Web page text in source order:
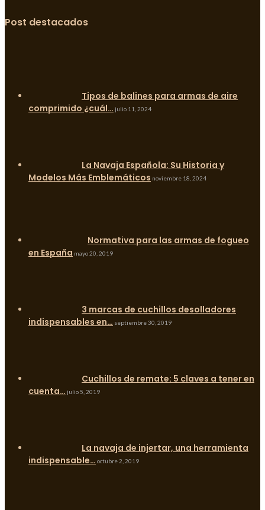
Post destacados
Tipos de balines para armas de aire
comprimido ¿cuál… julio 11, 2024
La Navaja Española: Su Historia y
Modelos Más Emblemáticos noviembre 18, 2024
Normativa para las armas de fogueo
en España mayo 20, 2019
3 marcas de cuchillos desolladores
indispensables en… septiembre 30, 2019
Cuchillos de remate: 5 claves a tener en
cuenta… julio 5, 2019
La navaja de injertar, una herramienta
indispensable… octubre 2, 2019